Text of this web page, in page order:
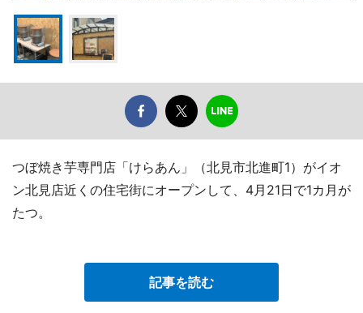
つぼ焼き芋専門店「けらあん」（北見市北進町1）がイオ
ン北見店近くの住宅街にオープンして、4月21日で1カ月が
たつ。
記事を読む